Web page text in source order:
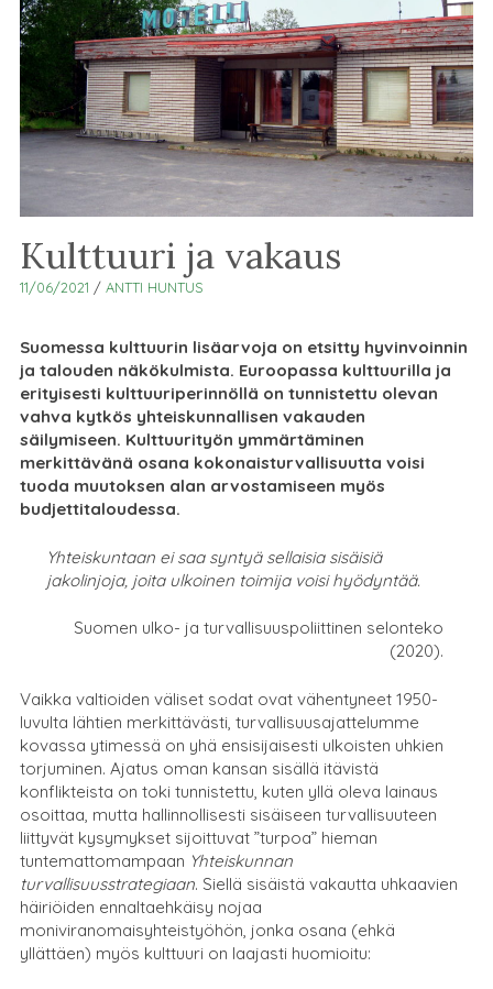
Kulttuuri ja vakaus
11/06/2021 / ANTTI HUNTUS
Suomessa kulttuurin lisäarvoja on etsitty hyvinvoinnin
ja talouden näkökulmista. Euroopassa kulttuurilla ja
erityisesti kulttuuriperinnöllä on tunnistettu olevan
vahva kytkös yhteiskunnallisen vakauden
säilymiseen. Kulttuurityön ymmärtäminen
merkittävänä osana kokonaisturvallisuutta voisi
tuoda muutoksen alan arvostamiseen myös
budjettitaloudessa.
Yhteiskuntaan ei saa syntyä sellaisia sisäisiä
jakolinjoja, joita ulkoinen toimija voisi hyödyntää.
Suomen ulko- ja turvallisuuspoliittinen selonteko
(2020).
Vaikka valtioiden väliset sodat ovat vähentyneet 1950-
luvulta lähtien merkittävästi, turvallisuusajattelumme
kovassa ytimessä on yhä ensisijaisesti ulkoisten uhkien
torjuminen. Ajatus oman kansan sisällä itävistä
konflikteista on toki tunnistettu, kuten yllä oleva lainaus
osoittaa, mutta hallinnollisesti sisäiseen turvallisuuteen
liittyvät kysymykset sijoittuvat ”turpoa” hieman
tuntemattomampaan Yhteiskunnan
turvallisuusstrategiaan. Siellä sisäistä vakautta uhkaavien
häiriöiden ennaltaehkäisy nojaa
moniviranomaisyhteistyöhön, jonka osana (ehkä
yllättäen) myös kulttuuri on laajasti huomioitu: